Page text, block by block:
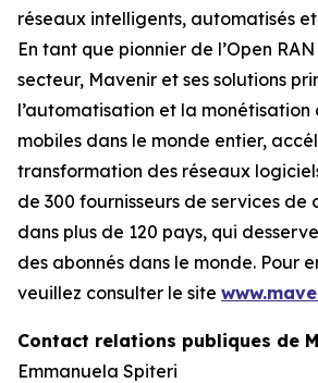
réseaux intelligents, automatisés
En tant que pionnier de l’Open
secteur, Mavenir et ses solutions
l’automatisation et la monétisation
mobiles dans le monde entier,
transformation des réseaux
de 300 fournisseurs de services de
dans plus de 120 pays, qui
des abonnés dans le monde. Pour
veuillez consulter le site
Contact relations publiques de
Emmanuela Spiteri